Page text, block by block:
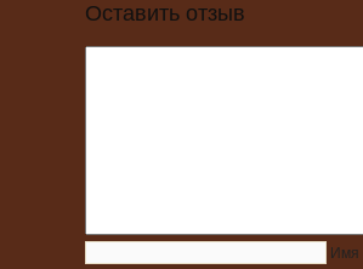
Оставить отзыв
Имя